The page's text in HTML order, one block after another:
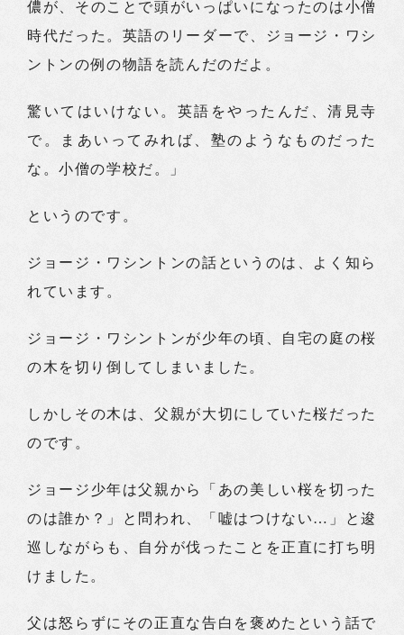
儂が、そのことで頭がいっぱいになったのは小僧
時代だった。英語のリーダーで、ジョージ・ワシ
ントンの例の物語を読んだのだよ。
驚いてはいけない。英語をやったんだ、清見寺
で。まあいってみれば、塾のようなものだった
な。小僧の学校だ。」
というのです。
ジョージ・ワシントンの話というのは、よく知ら
れています。
ジョージ・ワシントンが少年の頃、自宅の庭の桜
の木を切り倒してしまいました。
しかしその木は、父親が大切にしていた桜だった
のです。
ジョージ少年は父親から「あの美しい桜を切った
のは誰か？」と問われ、「嘘はつけない…」と逡
巡しながらも、自分が伐ったことを正直に打ち明
けました。
父は怒らずにその正直な告白を褒めたという話で